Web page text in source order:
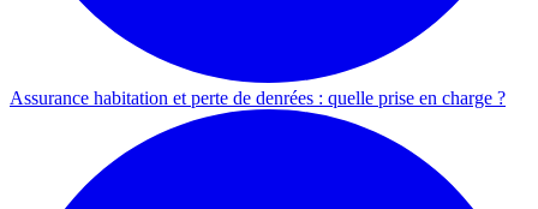
Assurance habitation et perte de denrées : quelle prise en charge ?